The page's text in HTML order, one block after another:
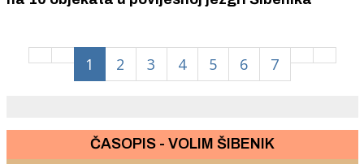
1 2 3 4 5 6 7
ČASOPIS - VOLIM ŠIBENIK